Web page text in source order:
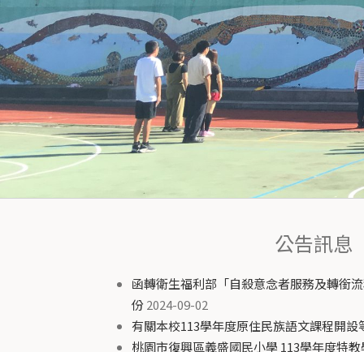
公告訊息
函轉衛生福利部「自殺意念者服務及轉銜
份2024-09-02
有關本校113學年度原住民族語文課程開設
桃園市復興區義盛國民小學 113學年度特